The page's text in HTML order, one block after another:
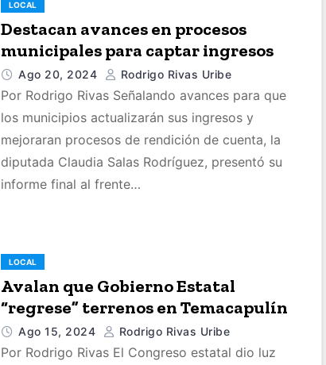
LOCAL
Destacan avances en procesos
municipales para captar ingresos
Ago 20, 2024 Rodrigo Rivas Uribe
Por Rodrigo Rivas Señalando avances para que
los municipios actualizarán sus ingresos y
mejoraran procesos de rendición de cuenta, la
diputada Claudia Salas Rodríguez, presentó su
informe final al frente…
LOCAL
Avalan que Gobierno Estatal
“regrese” terrenos en Temacapulín
Ago 15, 2024 Rodrigo Rivas Uribe
Por Rodrigo Rivas El Congreso estatal dio luz